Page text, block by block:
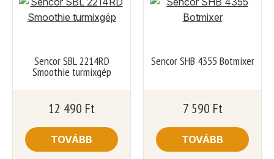
Sencor SBL 2214RD
Smoothie turmixgép
12 490 Ft
TOVÁBB
Sencor SHB 4355 Botmixer
7 590 Ft
TOVÁBB